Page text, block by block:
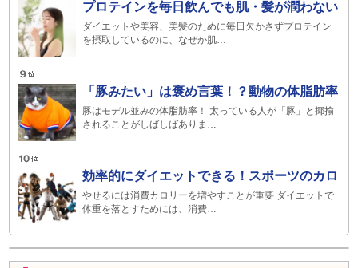
プロテインを毎日飲んでも肌・髪が潤わない
ダイエットや美容、美髪のために毎日欠かさずプロテイン
を摂取しているのに、なぜか肌…
「豚みたい」は褒め言葉！？動物の体脂肪率
豚はモデル並みの体脂肪率！ 太っている人が「豚」と揶揄
されることがしばしばありま…
効率的にダイエットできる！スポーツのカロ
やせるには消費カロリーを増やすことが重要 ダイエットで
体重を落とすためには、消費…